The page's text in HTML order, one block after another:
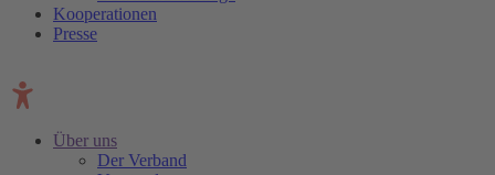
Kooperationen
Presse
Über uns
Der Verband